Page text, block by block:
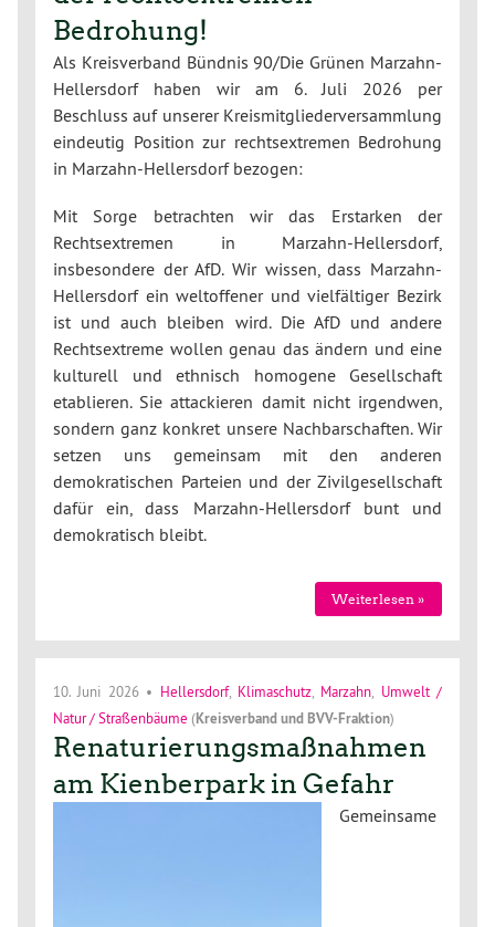
Bedrohung!
Als Kreisverband Bündnis 90/Die Grünen Marzahn-
Hellersdorf haben wir am 6. Juli 2026 per
Beschluss auf unserer Kreismitgliederversammlung
eindeutig Position zur rechtsextremen Bedrohung
in Marzahn-Hellersdorf bezogen:
Mit Sorge betrachten wir das Erstarken der
Rechtsextremen in Marzahn-Hellersdorf,
insbesondere der AfD. Wir wissen, dass Marzahn-
Hellersdorf ein weltoffener und vielfältiger Bezirk
ist und auch bleiben wird. Die AfD und andere
Rechtsextreme wollen genau das ändern und eine
kulturell und ethnisch homogene Gesellschaft
etablieren. Sie attackieren damit nicht irgendwen,
sondern ganz konkret unsere Nachbarschaften. Wir
setzen uns gemeinsam mit den anderen
demokratischen Parteien und der Zivilgesellschaft
dafür ein, dass Marzahn-Hellersdorf bunt und
demokratisch bleibt.
Weiterlesen »
10. Juni 2026• Hellersdorf, Klimaschutz, Marzahn
Umwelt /
Natur / Straßenbäume (KreisverbandundBVV-Fraktion)
Renaturierungsmaßnahmen
am Kienberpark in Gefahr
Gemeinsame